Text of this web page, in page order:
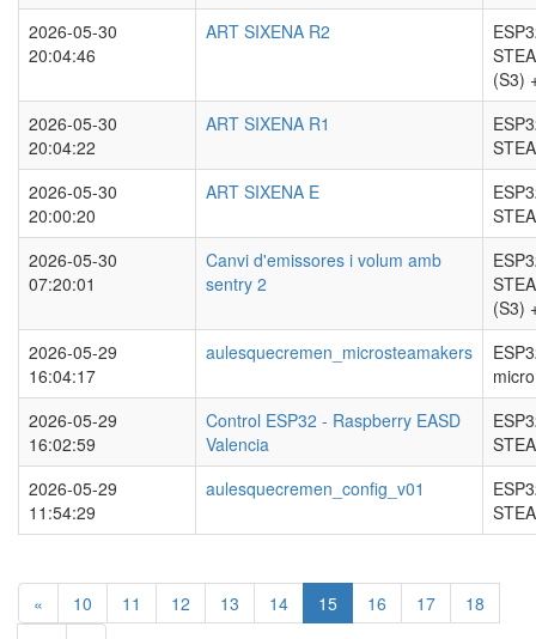
2026-05-30
20:04:46
ART SIXENA R2
(S3)
2026-05-30
20:04:22
ART SIXENA R1
2026-05-30
20:00:20
ART SIXENA E
2026-05-30
07:20:01
Canvi d'emissores i volum amb
sentry 2
(S3)
2026-05-29
16:04:17
aulesquecremen_microsteamakers
2026-05-29
16:02:59
Control ESP32 - Raspberry EASD
Valencia
2026-05-29
11:54:29
aulesquecremen_config_v01
« 10 11 12 13 14 15 16 17
18